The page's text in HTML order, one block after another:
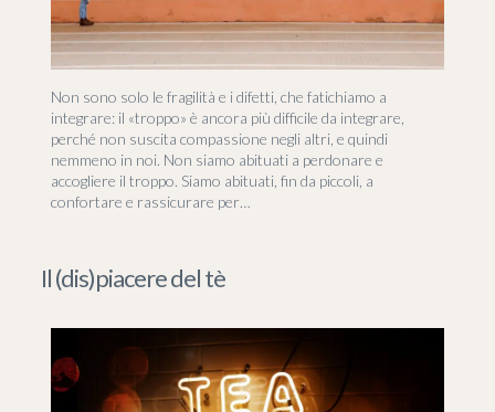
Non sono solo le fragilità e i difetti, che fatichiamo a
integrare: il «troppo» è ancora più difficile da integrare,
perché non suscita compassione negli altri, e quindi
nemmeno in noi. Non siamo abituati a perdonare e
accogliere il troppo. Siamo abituati, fin da piccoli, a
confortare e rassicurare per…
Il (dis)piacere del tè